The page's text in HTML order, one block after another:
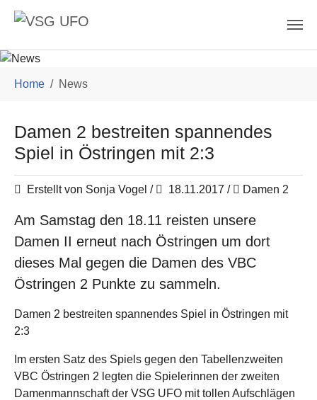
Skip to main content
Home News
Damen 2 bestreiten spannendes
Spiel in Östringen mit 2:3
Erstellt von Sonja Vogel / 18.11.2017 / Damen 2
Am Samstag den 18.11 reisten unsere
Damen II erneut nach Östringen um dort
dieses Mal gegen die Damen des VBC
Östringen 2 Punkte zu sammeln.
Damen 2 bestreiten spannendes Spiel in Östringen mit
2:3
Im ersten Satz des Spiels gegen den Tabellenzweiten
VBC Östringen 2 legten die Spielerinnen der zweiten
Damenmannschaft der VSG UFO mit tollen Aufschlägen